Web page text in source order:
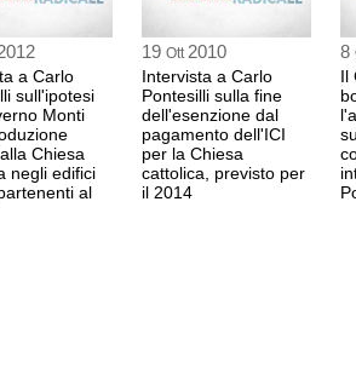
a Carlo
sull'ipotesi
Monti
Chiesa
negli edifici
al
19 Ott 2010
Intervista a Carlo
Pontesilli sulla fine
dell'esenzione dal
pagamento dell'ICI
per la Chiesa
cattolica, previsto per
il 2014
8
Il